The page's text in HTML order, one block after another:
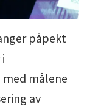
påpekt
målene
av